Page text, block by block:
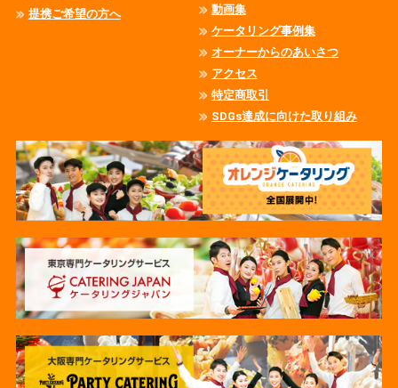
提携ご希望の方へ
動画集
ケータリング事例集
オーナーからのあいさつ
アクセス
特定商取引
SDGs達成に向けた取り組み